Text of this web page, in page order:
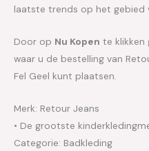
laatste trends op het gebied
Door op Nu Kopen te klikken
waar u de bestelling van
Fel Geel kunt plaatsen.
Merk: Retour Jeans
• De grootste
Categorie: Badkleding